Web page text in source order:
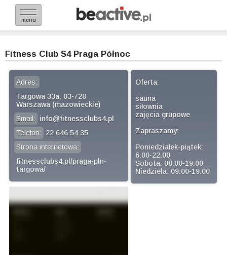
menu
Fitness Club S4 Praga Północ
Adres:
Targowa 33a, 03-728
Warszawa (mazowieckie)
Email:
info@fitnessclubs4.pl
Telefon:
22 646 54 35
Strona internetowa:
fitnessclubs4.pl/praga-pln-
targowa/
Oferta:
sauna
siłownia
zajęcia grupowe
Zapraszamy:
Poniedziałek-piątek:
6.00-22.00
Sobota: 08.00-19.00
Niedziela: 09.00-19.00